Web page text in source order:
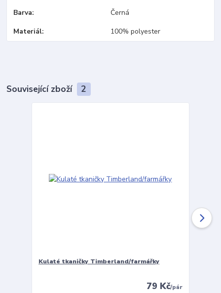
Barva Černá
Materiál 100% polyester
Související zboží 2
Kulaté tkaničky Timberland/farmářky
79 Kč/pár